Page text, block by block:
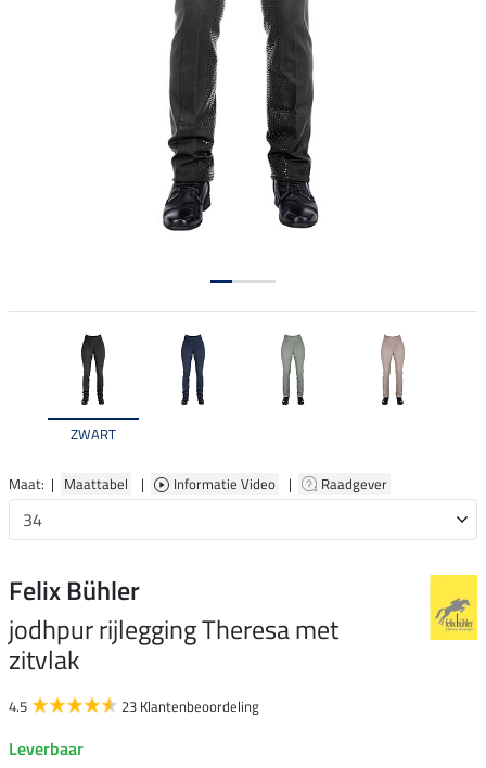
ZWART
Maat: | Maattabel | Informatie Video | Raadgever
Felix Bühler
jodhpur rijlegging Theresa met
zitvlak
4.5 23 Klantenbeoordeling
Leverbaar